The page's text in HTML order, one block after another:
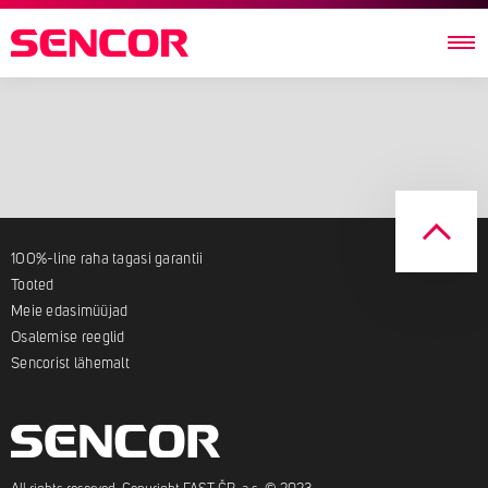
100%-line raha tagasi garantii
Tooted
Meie edasimüüjad
Osalemise reeglid
Sencorist lähemalt